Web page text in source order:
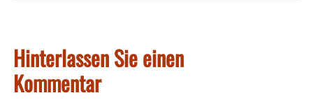
Hinterlassen Sie einen
Kommentar